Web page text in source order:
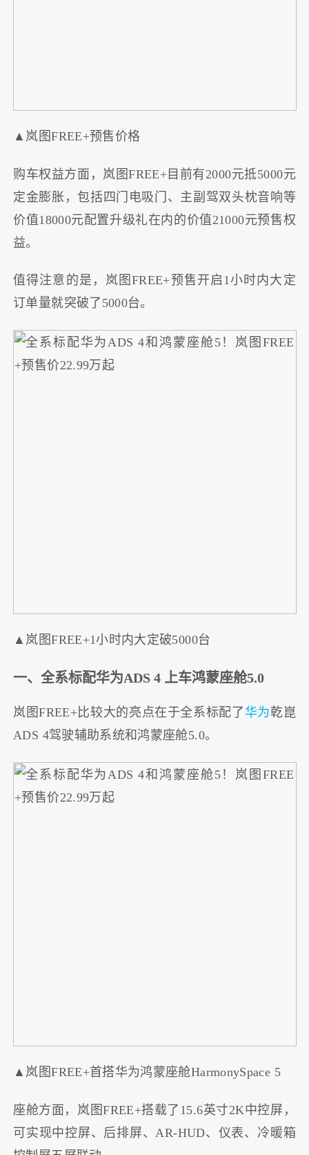
▲岚图FREE+预售价格
购车权益方面，岚图FREE+目前有2000元抵5000元
定金膨胀，包括四门电吸门、主副驾双头枕音响等
价值18000元配置升级礼在内的价值21000元预售权
益。
值得注意的是，岚图FREE+预售开启1小时内大定
订单量就突破了5000台。
▲岚图FREE+1小时内大定破5000台
一、全系标配华为ADS 4 上车鸿蒙座舱5.0
岚图FREE+比较大的亮点在于全系标配了 华为乾崑
ADS 4驾驶辅助系统和鸿蒙座舱5.0。
▲岚图FREE+首搭华为鸿蒙座舱HarmonySpace 5
座舱方面，岚图FREE+搭载了15.6英寸2K中控屏，
可实现中控屏、后排屏、AR-HUD、仪表、冷暖箱